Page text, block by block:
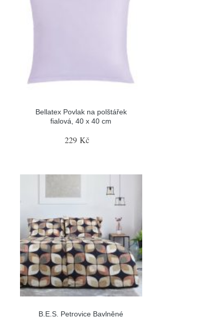
Bellatex Povlak na polštářek
fialová, 40 x 40 cm
229 Kč
B.E.S. Petrovice Bavlněné